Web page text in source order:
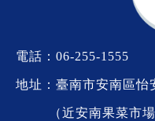
電話： 06-255-1555
地址：臺南市安南區怡
（近安南果菜市